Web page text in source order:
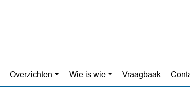
Overzichten Wie is wie Vraagbaak